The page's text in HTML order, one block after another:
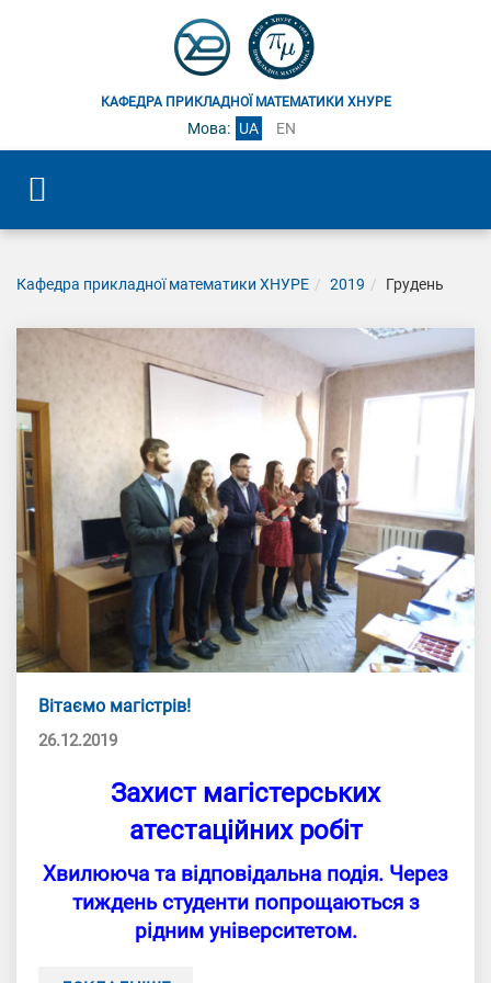
КАФЕДРА ПРИКЛАДНОЇ МАТЕМАТИКИ ХНУРЕ
Мова: UA EN
Кафедра прикладної математики ХНУРЕ 2019 Грудень
Вітаємо магістрів!
26.12.2019
Захист магістерських
атестаційних робіт
Хвилююча та відповідальна подія. Через
тиждень студенти попрощаються з
рідним університетом.